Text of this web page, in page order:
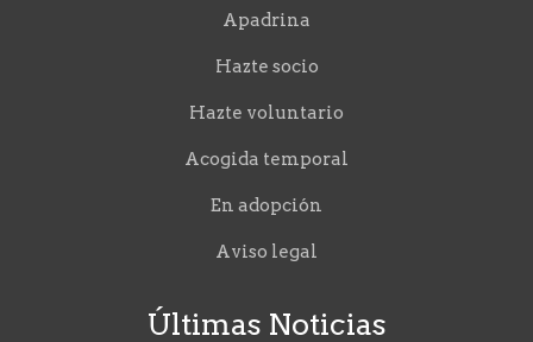
Apadrina
Hazte socio
Hazte voluntario
Acogida temporal
En adopción
Aviso legal
Últimas Noticias